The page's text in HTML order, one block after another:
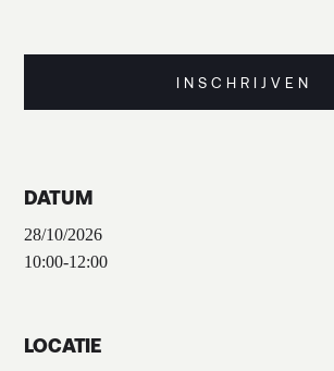
INSCHRIJVEN
DATUM
28/10/2026
10:00-12:00
LOCATIE